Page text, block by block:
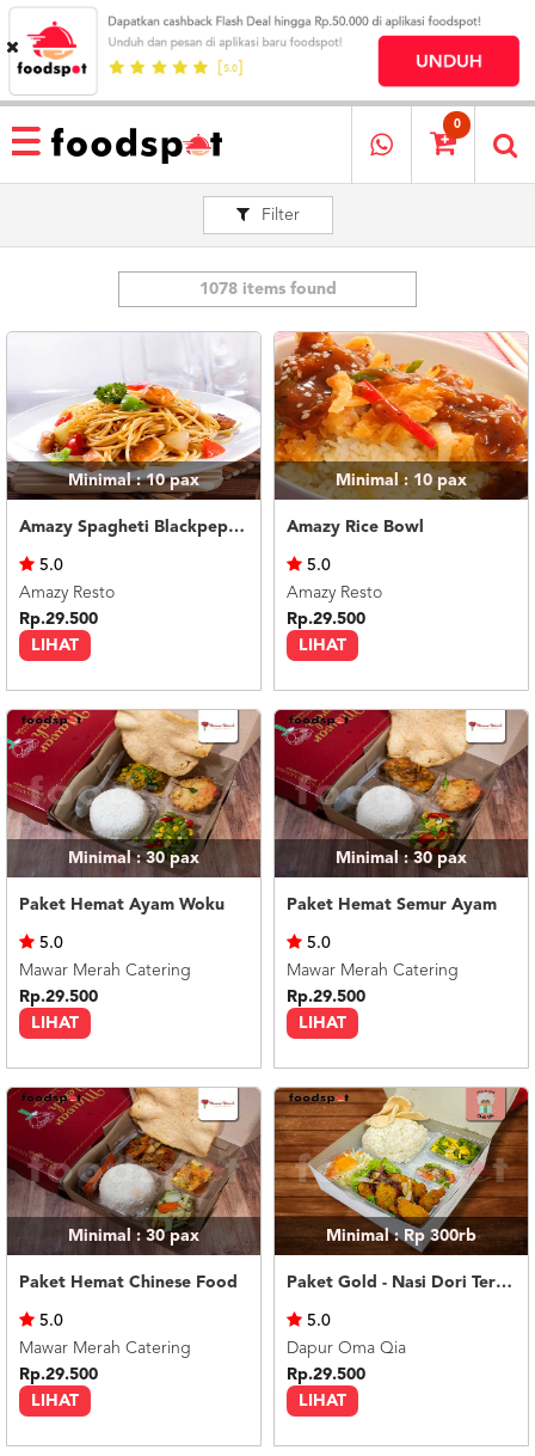
HOME
MENU
RESTAURANT
LOYALTY
PROGRAM
FAQ
ABOUT
BLOG
TERMS
CALL
CENTER
021
5091
3494
DAFTAR
0
Filter
1078 items found
Minimal : 10pax
Amazy Spagheti Blackpepper
LIHAT
5.0
Amazy Resto
Rp.29.500
Minimal : 10pax
Amazy Rice Bowl
LIHAT
5.0
Amazy Resto
Rp.29.500
Minimal : 30pax
Paket Hemat Ayam Woku
LIHAT
5.0
Mawar Merah Catering
Rp.29.500
Minimal : 30pax
Paket Hemat Semur Ayam
LIHAT
5.0
Mawar Merah Catering
Rp.29.500
Minimal : 30pax
Paket Hemat Chinese Food
LIHAT
5.0
Mawar Merah Catering
Rp.29.500
Minimal : Rp 300rb
Paket Gold - Nasi Dori Teriyaki / Asam Manis
LIHAT
5.0
Dapur Oma Qia
Rp.29.500